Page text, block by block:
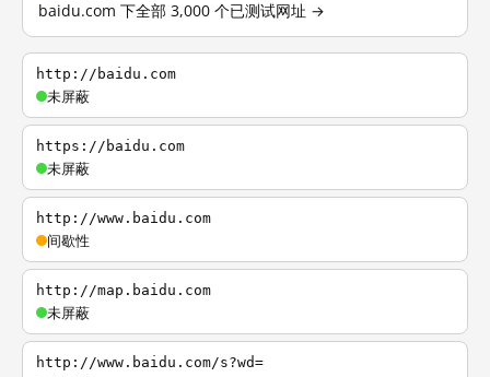
baidu.com 下全部 3,000 个已测试网址 →
http://baidu.com
未屏蔽
https://baidu.com
未屏蔽
http://www.baidu.com
间歇性
http://map.baidu.com
未屏蔽
http://www.baidu.com/s?wd=